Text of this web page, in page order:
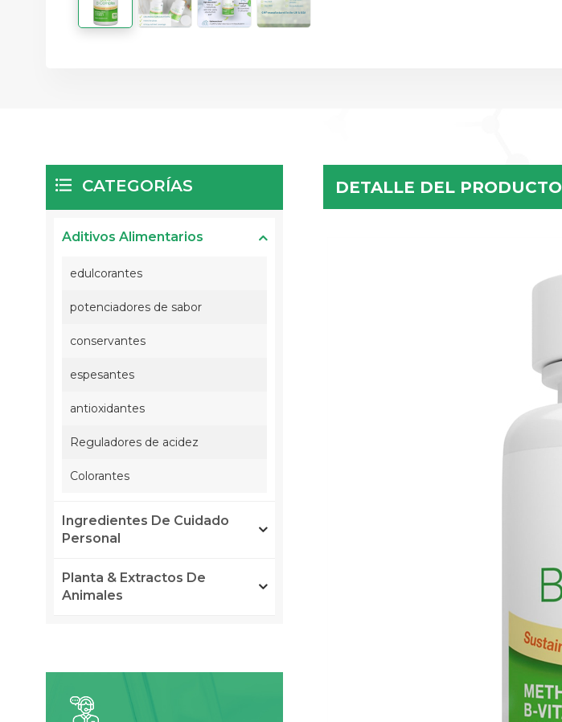
DETALLE DEL PRODUCTO
CATEGORÍAS
Aditivos Alimentarios
edulcorantes
potenciadores de sabor
conservantes
espesantes
antioxidantes
Reguladores de acidez
Colorantes
Ingredientes De Cuidado
Personal
Planta & Extractos De
Animales